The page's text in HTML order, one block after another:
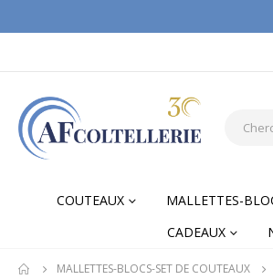
COUTEAUX MALLETTES-
CADEAUX
MALLETTES-BLOCS-SET DE COUTEAUX